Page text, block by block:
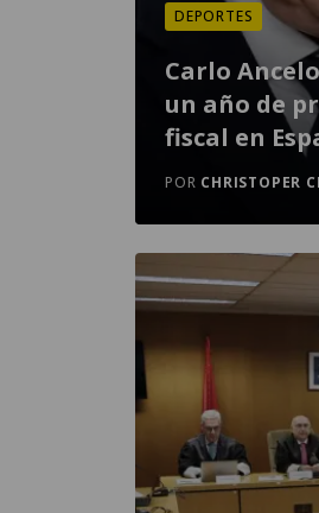
DEPORTES
Carlo
un año de
fiscal en
POR CHRISTOPER